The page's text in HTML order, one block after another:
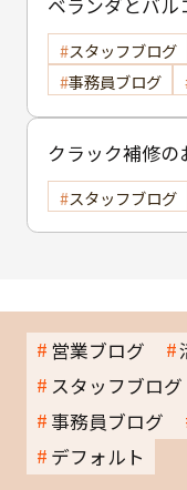
ベランダとバ
スタッフブログ
事務員ブログ
クラック補修の
スタッフブログ
営業ブログ
スタッフブログ
事務員ブログ
デフォルト